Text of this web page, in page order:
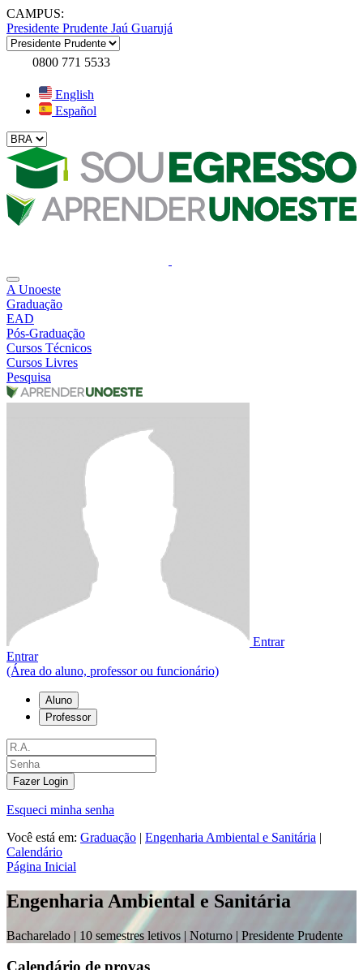
CAMPUS:
Presidente Prudente Jaú Guarujá
0800 771 5533
English
Español
A Unoeste
Graduação
EAD
Pós-Graduação
Cursos Técnicos
Cursos Livres
Pesquisa
Entrar
Entrar
(Área do aluno, professor ou funcionário)
Aluno
Professor
Fazer Login
Esqueci minha senha
Você está em: Graduação | Engenharia Ambiental e Sanitária |
Calendário
Página Inicial
Engenharia Ambiental e Sanitária
Bacharelado | 10 semestres letivos | Noturno | Presidente Prudente